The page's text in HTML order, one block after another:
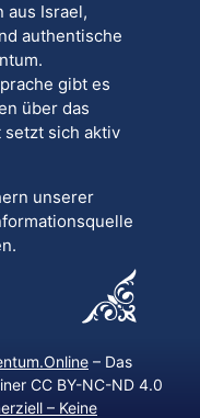
aus Israel,
authentische
gibt es
über das
sich aktiv
unserer
– Das
CC BY-NC-ND 4.0
– Keine